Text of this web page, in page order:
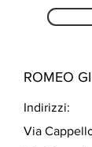
ROMEO
Indirizzi:
Via